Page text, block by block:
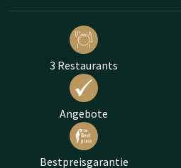
3 Restaurants
Angebote
Bestpreisgarantie